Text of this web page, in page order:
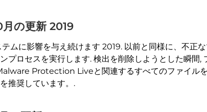
の更新 2019
ムに影響を与え続けます 2019. 以前と同様に、不正
プロセスを実行します. 検出を削除しようとした瞬間,
Protection Liveと関連するすべてのファイル
推奨しています。.